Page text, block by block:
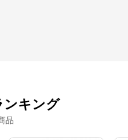
ンキング
品